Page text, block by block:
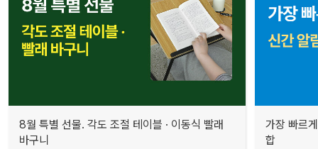
8월 특별 선물. 각도 조절 테이블 · 이동식 빨래
바구니
가장 빠르
합